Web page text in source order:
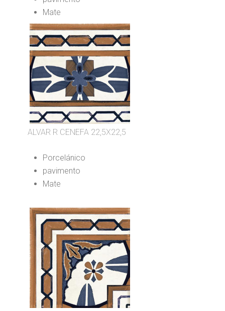
Mate
ALVAR R CENEFA 22,5X22,5
Porcelánico
pavimento
Mate